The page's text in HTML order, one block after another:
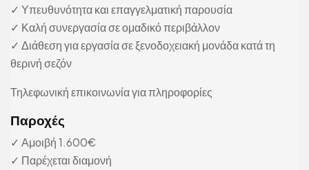
✓ Υπευθυνότητα και επαγγελματική παρουσία
✓ Καλή συνεργασία σε ομαδικό περιβάλλον
✓ Διάθεση για εργασία σε ξενοδοχειακή μονάδα κατά τη
θερινή σεζόν
Τηλεφωνική επικοινωνία για πληροφορίες
Παροχές
✓ Αμοιβή 1.600€
✓ Παρέχεται διαμονή